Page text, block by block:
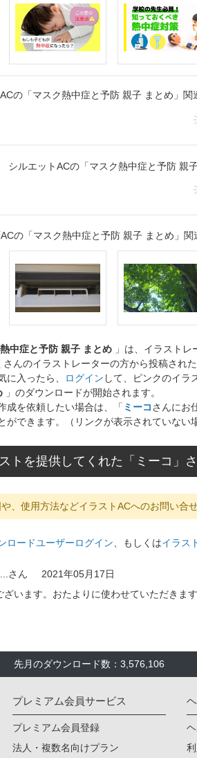
の「マスク熱中症と予防 親子 まとめ」関
シルエットACの「マスク熱中症と予防 親
の「マスク熱中症と予防 親子 まとめ」関
中症と予防 親子 まとめ 」は、イラストレ
さんのイラストレーターの方から投稿され
に入ったら、
ログイン して、ピンクのイラ
」のダウンロードが開始されます。
成を依頼したい場合は、「 ミーコさんにお
ができます。（リンクが表示されていない
トを提供してくれた「ミーコ」
、使用方法などイラストACへのお問い合
ロードユーザーログイン 、もしくはイラス
さん
2021年05月17日
ざいます。おたよりに使わせていただきます
先月のダウンロード数：3,576,106
プレミアム会員サービス
プレミアム会員登録
法人・複数名向けプラン